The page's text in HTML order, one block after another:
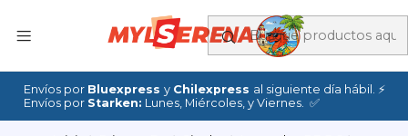
Envíos por Bluexpress y Chilexpress al siguiente día hábil. ⚡
Envíos por Starken: Lunes, Miércoles, y Viernes. ✅